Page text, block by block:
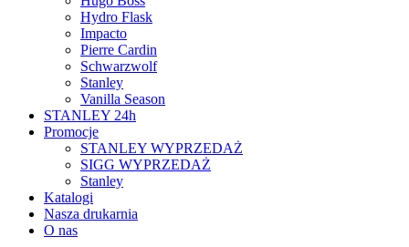
Hydro Flask
Impacto
Pierre Cardin
Schwarzwolf
Stanley
Vanilla Season
STANLEY 24h
Promocje
STANLEY WYPRZEDAŻ
SIGG WYPRZEDAŻ
Stanley
Katalogi
Nasza drukarnia
O nas